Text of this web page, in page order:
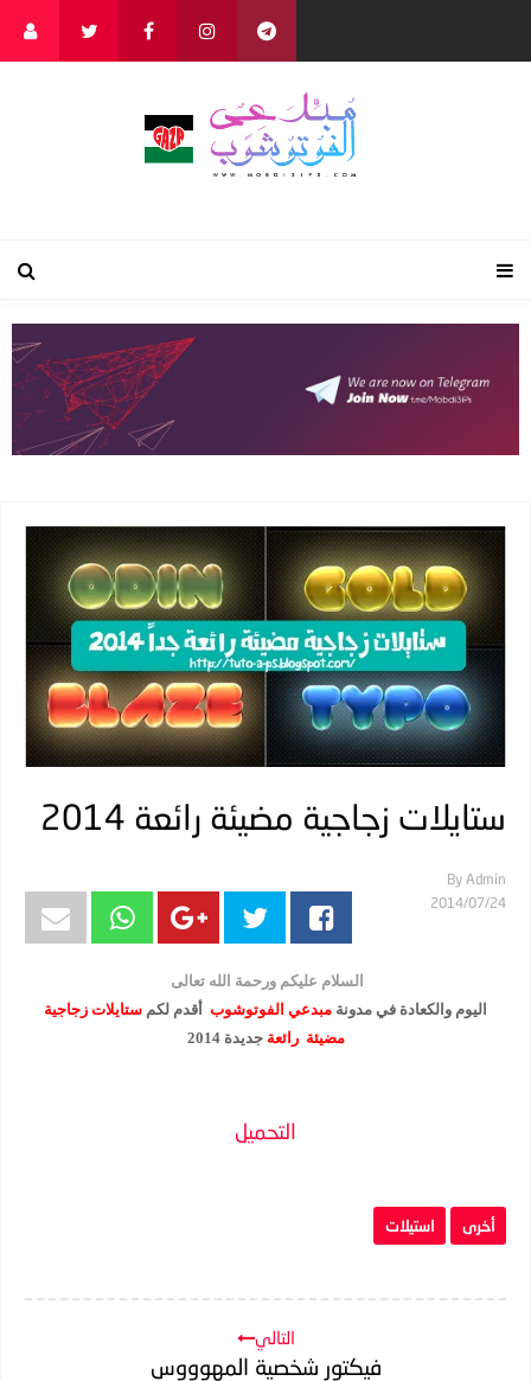
ستايلات زجاجية مضيئة رائعة 2014
By Admin
24‏/07‏/2014
السلام عليكم ورحمة الله تعالى
اليوم والكعادة في مدونة مبدعي الفوتوشوب أقدم لكم ستايلات زجاجية
مضيئة رائعة جديدة 2014
التحميل
أخرى استيلات
التالي
فيكتور شخصية المهوووس